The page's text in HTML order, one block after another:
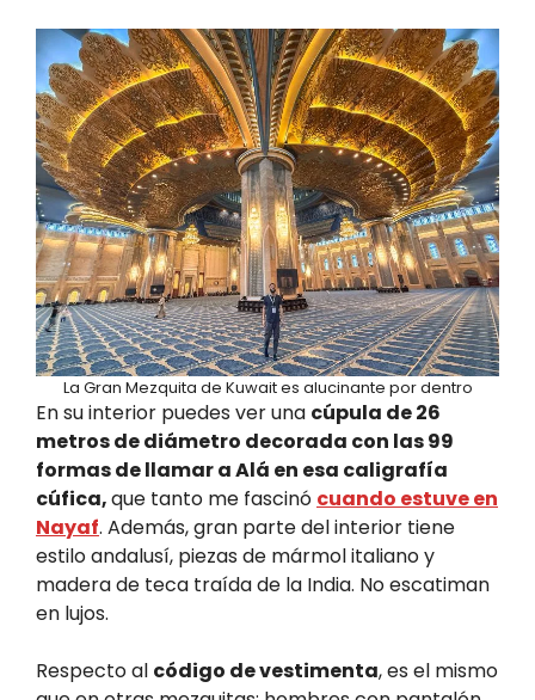
La Gran Mezquita de Kuwait es alucinante por dentro
En su interior puedes ver una cúpula de 26
metros de diámetro decorada con las 99
formas de llamar a Alá en esa caligrafía
cúfica,que tanto me fascinó cuando estuve en
Nayaf. Además, gran parte del interior tiene
estilo andalusí, piezas de mármol italiano y
madera de teca traída de la India. No escatiman
en lujos.
Respecto al código de vestimenta, es el mismo